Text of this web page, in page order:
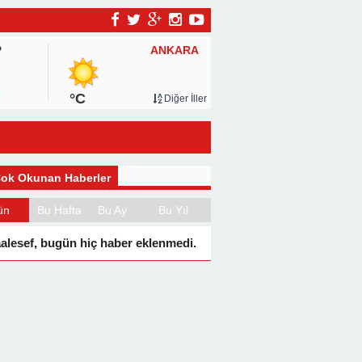
ANKARA
°C Diğer İller
Okunan Haberler
Bu Hafta Bu Ay Bu Yıl
bugün hiç haber eklenmedi.